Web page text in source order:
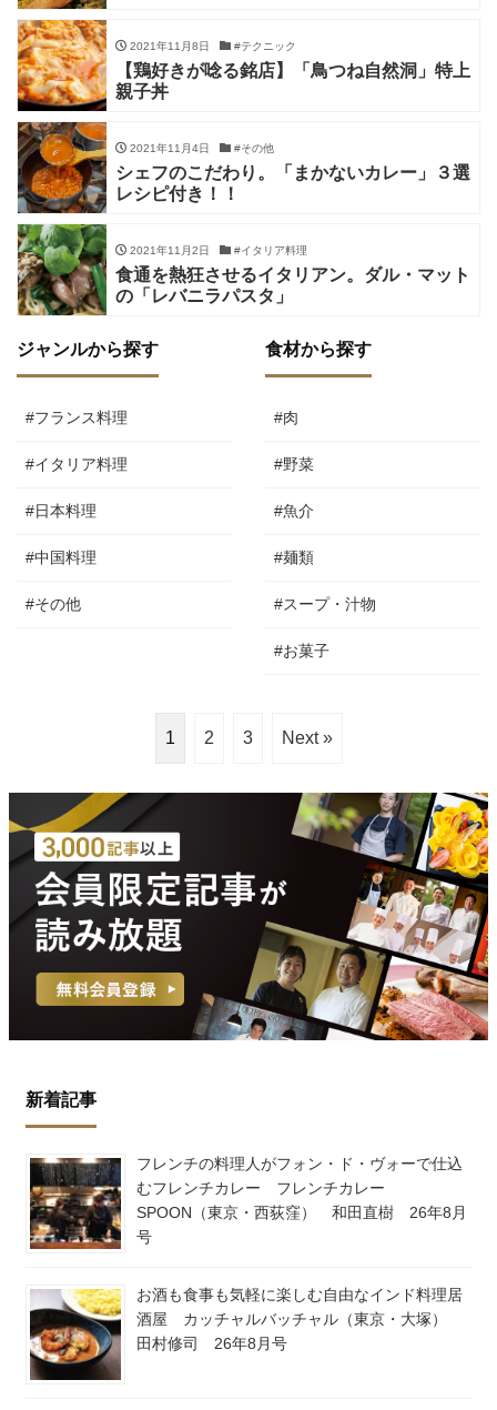
2021年11月8日 #テクニック
【鶏好きが唸る銘店】「鳥つね自然洞」特上
親子丼
2021年11月4日 #その他
シェフのこだわり。「まかないカレー」３選
レシピ付き！！
2021年11月2日 #イタリア料理
食通を熱狂させるイタリアン。ダル・マット
の「レバニラパスタ」
ジャンルから探す
#フランス料理
#イタリア料理
#日本料理
#中国料理
#その他
食材から探す
#肉
#野菜
#魚介
#麺類
#スープ・汁物
#お菓子
1 2 3 Next »
新着記事
フレンチの料理人がフォン・ド・ヴォーで仕込
むフレンチカレー フレンチカレー
SPOON（東京・西荻窪） 和田直樹 26年8月
号
お酒も食事も気軽に楽しむ自由なインド料理居
酒屋 カッチャルバッチャル（東京・大塚）
田村修司 26年8月号